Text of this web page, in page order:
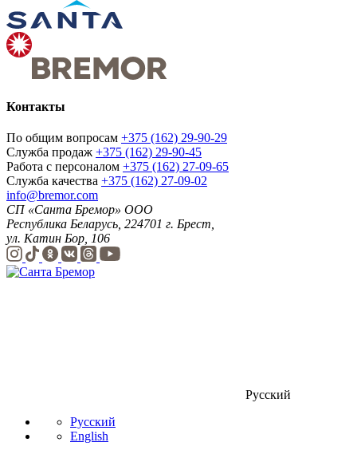
Контакты
По общим вопросам +375 (162) 29-90-29
Служба продаж +375 (162) 29-90-45
Работа с персоналом +375 (162) 27-09-65
Служба качества +375 (162) 27-09-02
info@bremor.com
СП «Санта Бремор» ООО
Республика Беларусь, 224701 г. Брест,
ул. Катин Бор, 106
Русский
Русский
English